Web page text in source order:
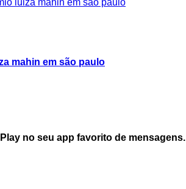
mahin em são paulo
no seu app favorito de mensagens.